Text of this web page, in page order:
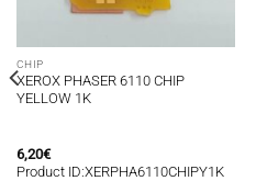
CHIP
XEROX PHASER 6110 CHIP
YELLOW 1K
6,20€
Product ID:XERPHA6110CHIPY1K